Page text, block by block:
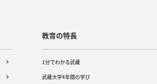
教育の特長
1分でわかる武蔵
武蔵大学4年間の学び